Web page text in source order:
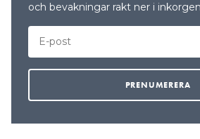
och bevakningar rakt ner i inkorgen